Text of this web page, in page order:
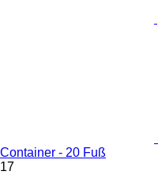
Container - 20 Fuß
17